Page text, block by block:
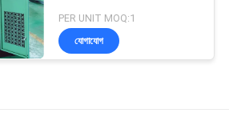
PER UNIT MOQ:1
যোগাযোগ